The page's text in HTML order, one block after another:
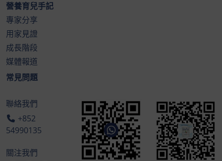
營養育兒手記
專家分享
用家見證
成長階段
媒體報道
常見問題
聯絡我們
+852
54990135
關注我們